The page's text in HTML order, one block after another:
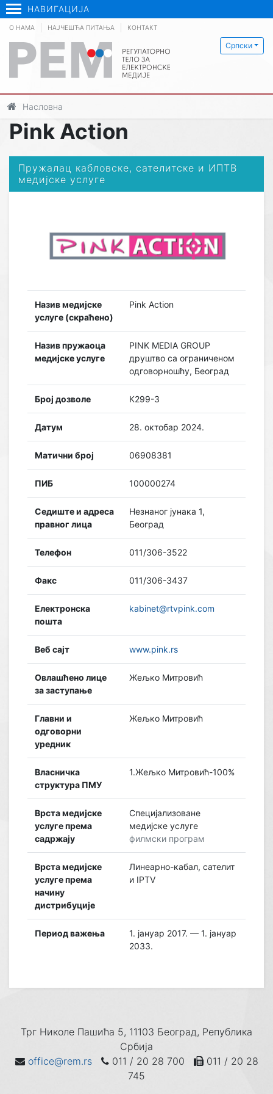
НАВИГАЦИЈА
Српски
О НАМА НАЈЧЕШЋА ПИТАЊА КОНТАКТ
Насловна
Pink Action
Пружалац кабловске, сателитске и ИПТВ
медијске услуге
Назив медијске
услуге (скраћено)
Pink Action
Назив пружаоца
медијске услуге
PINK MEDIA GROUP
друштво са ограниченом
одговорношћу, Београд
Број дозволе К299-3
Датум 28. октобар 2024.
Матични број 06908381
ПИБ 100000274
Седиште и адреса
правног лица
Незнаног јунака 1,
Београд
Телефон 011/306-3522
Факс 011/306-3437
Електронска
пошта
kabinet@rtvpink.com
Веб сајт www.pink.rs
Овлашћено лице
за заступање
Жељко Митровић
Главни и
одговорни
уредник
Жељко Митровић
Власничка
структура ПМУ
1.Жељко Митровић-100%
Врста медијске
услуге према
садржају
Специјализоване
медијске услуге
филмски програм
Врста медијске
услуге према
начину
дистрибуције
Линеарно-кабал, сателит
и IPTV
Период важења
1. јануар 2017. — 1. јануар
2033.
Трг Николе Пашића 5, 11103 Београд, Република
Србија
office@rem.rs
011 / 20 28 700
011 / 20 28
745